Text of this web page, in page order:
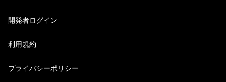
開発者ログイン
利用規約
プライバシーポリシー